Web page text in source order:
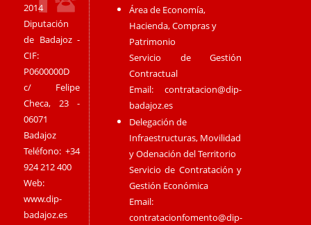
2014
Diputación
de Badajoz -
CIF:
P0600000D
c/ Felipe
Checa, 23 -
06071
Badajoz
Teléfono: +34
924 212 400
Web:
www.dip-
badajoz.es
Área de Economía,
Hacienda, Compras y
Patrimonio
Servicio de Gestión
Contractual
Email:contratacion@dip-
badajoz.es
Delegación de
Infraestructuras, Movilidad
y Odenación del Territorio
Servicio de Contratación y
Gestión Económica
Email:
contratacionfomento@dip-